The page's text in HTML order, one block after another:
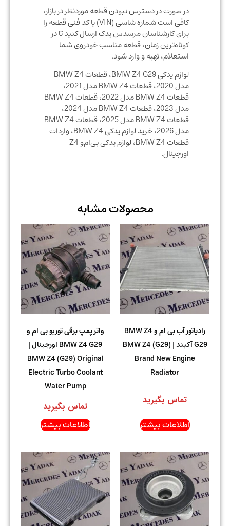
در صورت در دسترس نبودن قطعه موردنظر در بازار،
کافی است شماره شاسی (VIN) یا کد فنی قطعه را
برای کارشناسان مرسدس یدک ارسال کنید تا در
کوتاه‌ترین زمان، قطعه مناسب خودروی شما
استعلام، تهیه و وارد شود.
لوازم یدکی BMW Z4 G29، قطعات BMW Z4
مدل 2020، قطعات BMW Z4 مدل 2021،
قطعات BMW Z4 مدل 2022، قطعات BMW Z4
مدل 2023، قطعات BMW Z4 مدل 2024،
قطعات BMW Z4 مدل 2025، قطعات BMW Z4
مدل 2026، خرید لوازم یدکی BMW Z4، واردات
قطعات BMW Z4، لوازم یدکی بی‌ام‌و Z4
اورجینال.
محصولات مشابه
رادیاتور آب بی ام و BMW Z4
G29 آکبند | BMW Z4 (G29)
Brand New Engine
Radiator
تماس بگیرید
اطلاعات بیشتر
واتر پمپ برقی توربو بی ام و
BMW Z4 G29 اورجینال |
BMW Z4 (G29) Original
Electric Turbo Coolant
Water Pump
تماس بگیرید
اطلاعات بیشتر